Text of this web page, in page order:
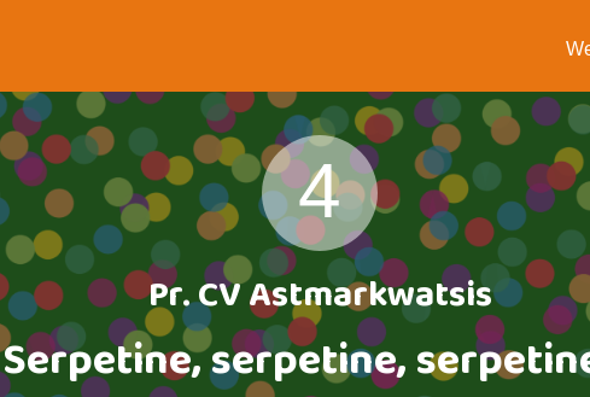
4
Pr. CV Astmarkwatsis
Serpetine, serpetine,